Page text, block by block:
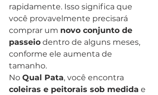
rapidamente. Isso significa que
você provavelmente precisará
comprar um novo conjunto de
passeio dentro de alguns meses,
conforme ele aumenta de
tamanho.
No Qual Pata, você encontra
coleiras e peitorais sob medida e